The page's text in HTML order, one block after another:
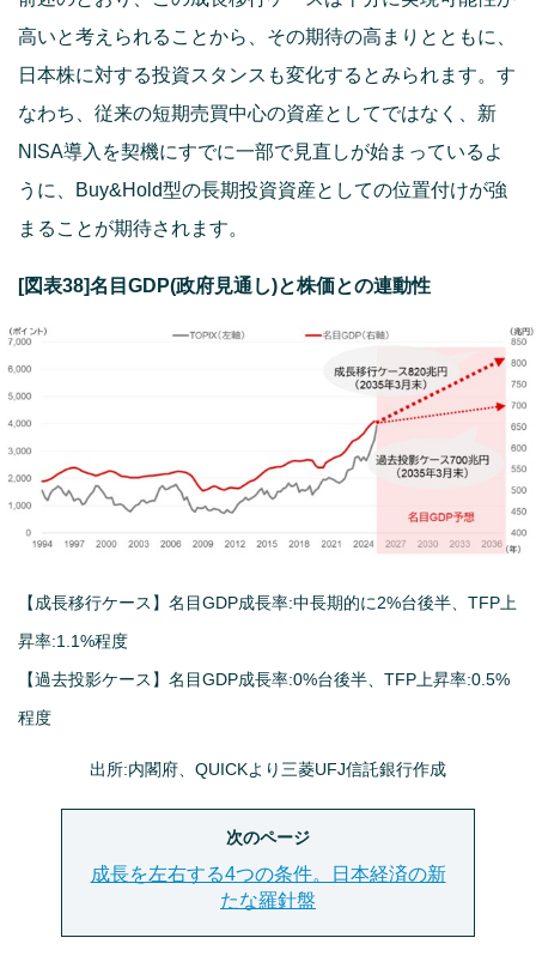
高いと考えられることから、その期待の高まりとともに、
日本株に対する投資スタンスも変化するとみられます。す
なわち、従来の短期売買中心の資産としてではなく、新
NISA導入を契機にすでに一部で見直しが始まっているよ
うに、Buy&Hold型の長期投資資産としての位置付けが強
まることが期待されます。
[図表38]名目GDP(政府見通し)と株価との連動性
【成長移行ケース】名目GDP成長率:中長期的に2%台後半、TFP上
昇率:1.1%程度
【過去投影ケース】名目GDP成長率:0%台後半、TFP上昇率:0.5%
程度
出所:内閣府、QUICKより三菱UFJ信託銀行作成
次のページ
成長を左右する4つの条件。日本経済の新
たな羅針盤